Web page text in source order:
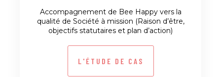
Accompagnement de Bee Happy vers la
qualité de Société à mission (Raison d’être,
objectifs statutaires et plan d’action)
L'ÉTUDE DE CAS